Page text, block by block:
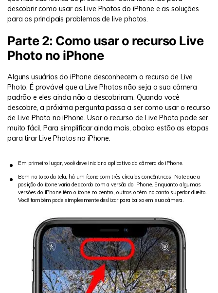
descobrir como usar as Live Photos do iPhone e as soluções
para os principais problemas de live photos.
Parte 2: Como usar o recurso Live
Photo no iPhone
Alguns usuários do iPhone desconhecem o recurso de Live
Photo. É provável que a Live Photos não seja a sua câmera
padrão e eles ainda não a descobriram. Quando você
descobre, a próxima pergunta passa a ser como usar o recurso
de Live Photo no iPhone. Usar o recurso de Live Photo pode ser
muito fácil. Para simplificar ainda mais, abaixo estão as etapas
para tirar Live Photos no iPhone.
Em primeiro lugar, você deve iniciar o aplicativo da câmera do iPhone.
Bem no topo da tela, há um ícone com três círculos concêntricos. Note que a
posição do ícone varia de acordo com a versão do iPhone. Enquanto algumas
versões do iPhone têm o ícone no centro, outras o têm no canto superior direito.
Você também pode simplesmente deslizar para baixo em sua câmera.